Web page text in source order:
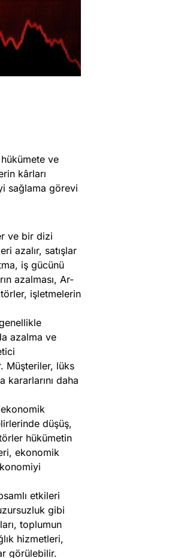
ve
kârları
sağlama görevi
ve bir dizi
azalır, satışlar
iş gücünü
azalması, Ar-
işletmelerin
azalma ve
Müşteriler, lüks
daha
düşüş,
hükümetin
ekonomik
etkileri
gibi
toplumun
hizmetleri,
görülebilir.